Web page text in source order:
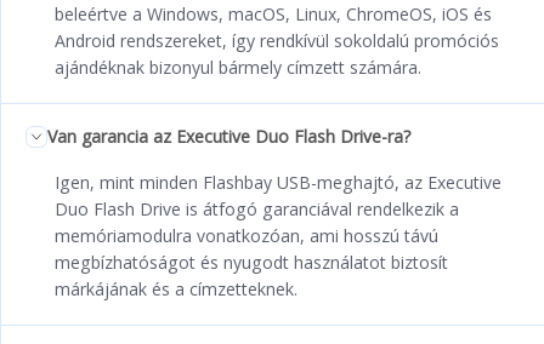
beleértve a Windows, macOS, Linux, ChromeOS, iOS és
Android rendszereket, így rendkívül sokoldalú promóciós
ajándéknak bizonyul bármely címzett számára.
Van garancia az Executive Duo Flash Drive-ra?
Igen, mint minden Flashbay USB-meghajtó, az Executive
Duo Flash Drive is átfogó garanciával rendelkezik a
memóriamodulra vonatkozóan, ami hosszú távú
megbízhatóságot és nyugodt használatot biztosít
márkájának és a címzetteknek.